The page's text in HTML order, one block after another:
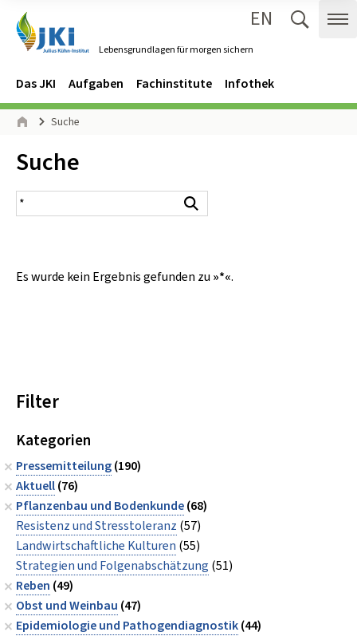
Lebensgrundlagen für morgen sichern
EN
Navigation
Hauptmenü
Das JKI Aufgaben Fachinstitute Infothek
Seitenpfad
Suche
Inhalt:
Suche
Suchergebnis
Es wurde kein Ergebnis gefunden zu »*«.
Filter
Kategorien
Pressemitteilung(190)
Aktuell(76)
Pflanzenbau und Bodenkunde(68)
Resistenz und Stresstoleranz (57)
Landwirtschaftliche Kulturen (55)
Strategien und Folgenabschätzung (51)
Reben (49)
Obst und Weinbau (47)
Epidemiologie und Pathogendiagnostik(44)